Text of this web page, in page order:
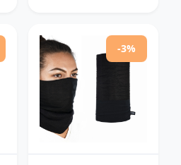
-3%